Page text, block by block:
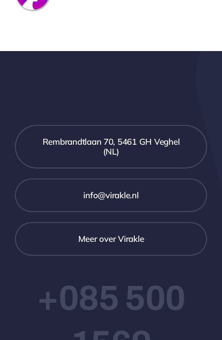
Rembrandtlaan 70, 5461 GH Veghel
(NL)
info@virakle.nl
Meer over Virakle
+085 500